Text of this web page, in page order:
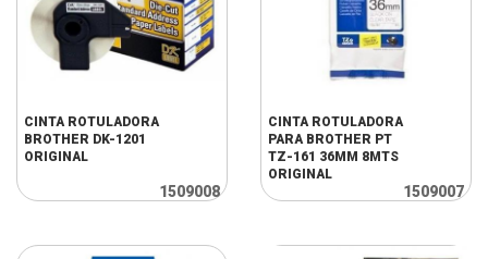
CINTA ROTULADORA
BROTHER DK-1201
ORIGINAL
1509008
CINTA ROTULADORA
PARA BROTHER PT
TZ-161 36MM 8MTS
ORIGINAL
1509007